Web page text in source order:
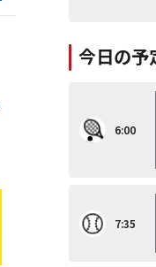
今日の予
6:00
7:35